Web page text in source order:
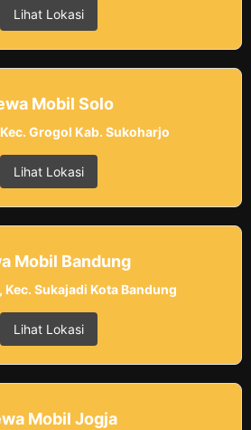
Lihat Lokasi
Mobil Solo
Grogol Kab. Sukoharjo
Lihat Lokasi
Mobil Bandung
Kec. Sukajadi Kota Bandung
Lihat Lokasi
Mobil Jogja